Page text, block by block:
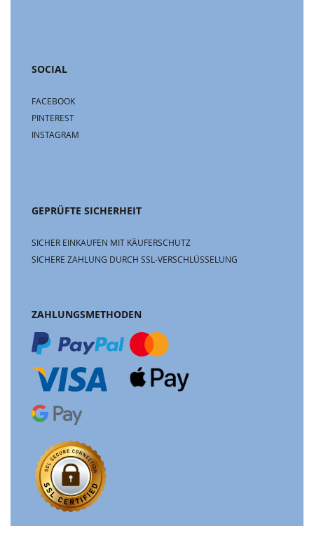
SOCIAL
FACEBOOK
PINTEREST
INSTAGRAM
GEPRÜFTE SICHERHEIT
SICHER EINKAUFEN MIT KÄUFERSCHUTZ
SICHERE ZAHLUNG DURCH SSL-VERSCHLÜSSELUNG
ZAHLUNGSMETHODEN